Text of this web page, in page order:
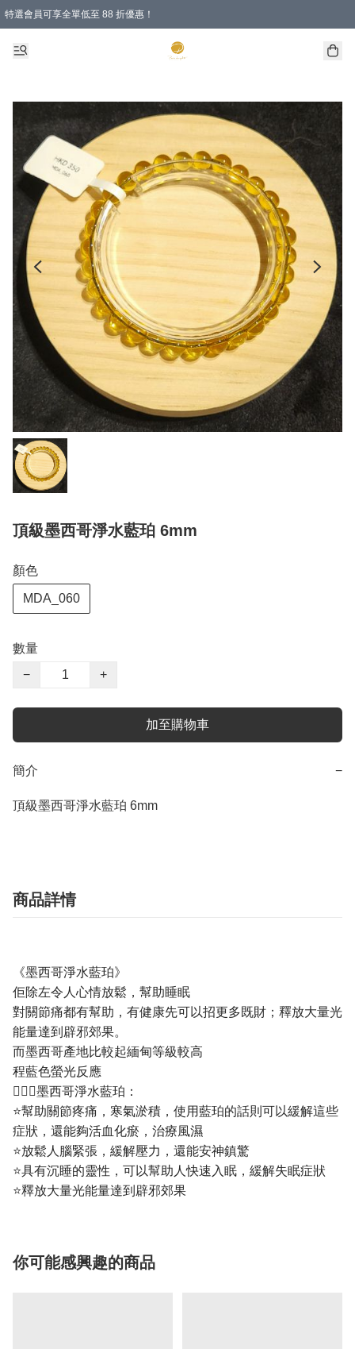
特選會員可享全單低至 88 折優惠！
購物滿 HKD 1000.00即享免運費優惠！（適用於 特定的送貨方式 )
頂級墨西哥淨水藍珀 6mm
顏色
MDA_060
數量
−
+
加至購物車
簡介 −
頂級墨西哥淨水藍珀 6mm
商品詳情
《墨西哥淨水藍珀》
佢除左令人心情放鬆，幫助睡眠
對關節痛都有幫助，有健康先可以招更多既財；釋放大量光
能量達到辟邪郊果。
而墨西哥產地比較起緬甸等級較高
程藍色螢光反應
💁🏼‍♀️墨西哥淨水藍珀：
⭐幫助關節疼痛，寒氣淤積，使用藍珀的話則可以緩解這些
症狀，還能夠活血化瘀，治療風濕
⭐放鬆人腦緊張，緩解壓力，還能安神鎮驚
⭐具有沉睡的靈性，可以幫助人快速入眠，緩解失眠症狀
⭐釋放大量光能量達到辟邪郊果
你可能感興趣的商品